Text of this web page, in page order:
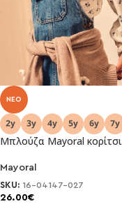
NEO
Μπλούζα Mayoral κορίτσι
Mayoral
SKU: 16-04147-027
26.00€